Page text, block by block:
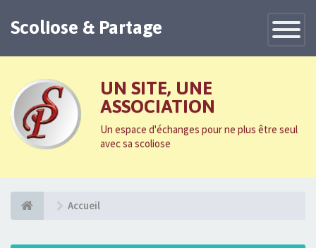
Toggle
Scoliose & Partage
UN SITE, UNE
ASSOCIATION
Un espace d'échanges pour ne plus être seul
avec sa scoliose
Accueil